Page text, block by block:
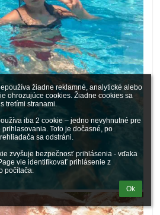
žiadne reklamné, analytické alebo
ohrozujúce cookies. Žiadne cookies sa
tretími stranami.
iba 2 cookie – jedno nevyhnutné pre
Toto je dočasné, po
sa odstráni.
zvyšuje bezpečnosť prihlásenia - vďaka
vie identifikovať prihlásenie z
počítača.
Ok